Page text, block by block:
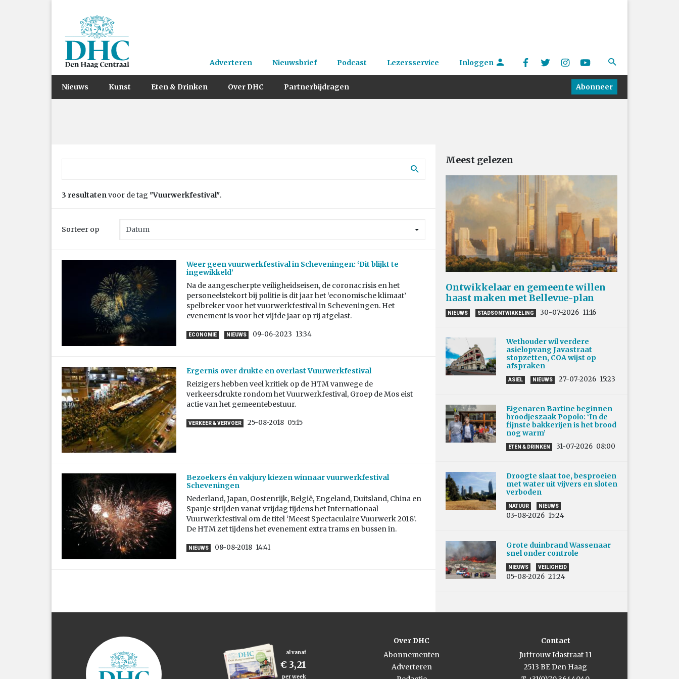
Adverteren Nieuwsbrief Podcast Lezersservice Inloggen
Nieuws Kunst Eten & Drinken Over DHC Partnerbijdragen Abonneer
3 resultatenvoor de tag "Vuurwerkfestival".
Sorteer op
Weer geen vuurwerkfestival in Scheveningen: ‘Dit blijkt te
ingewikkeld’
Na de aangescherpte veiligheidseisen, de coronacrisis en het
personeelstekort bij politie is dit jaar het ‘economische klimaat’
spelbreker voor het vuurwerkfestival in Scheveningen. Het
evenement is voor het vijfde jaar op rij afgelast.
ECONOMIE NIEUWS 09-06-2023 13:34
Ergernis over drukte en overlast Vuurwerkfestival
Reizigers hebben veel kritiek op de HTM vanwege de
verkeersdrukte rondom het Vuurwerkfestival, Groep de Mos eist
actie van het gemeentebestuur.
VERKEER & VERVOER 25-08-2018 05:15
Bezoekers én vakjury kiezen winnaar vuurwerkfestival
Scheveningen
Nederland, Japan, Oostenrijk, België, Engeland, Duitsland, China en
Spanje strijden vanaf vrijdag tijdens het Internationaal
Vuurwerkfestival om de titel ‘Meest Spectaculaire Vuurwerk 2018’.
De HTM zet tijdens het evenement extra trams en bussen in.
NIEUWS 08-08-2018 14:41
Meest gelezen
Ontwikkelaar en gemeente willen
haast maken met Bellevue-plan
NIEUWS STADSONTWIKKELING 30-07-2026 11:16
Wethouder wil verdere
asielopvang Javastraat
stopzetten, COA wijst op
afspraken
ASIEL NIEUWS 27-07-2026 15:23
Eigenaren Bartine beginnen
broodjeszaak Popolo: ‘In de
fijnste bakkerijen is het brood
nog warm’
ETEN & DRINKEN 31-07-2026 08:00
Droogte slaat toe, besproeien
met water uit vijvers en sloten
verboden
NATUUR NIEUWS
03-08-2026 15:24
Grote duinbrand Wassenaar
snel onder controle
NIEUWS VEILIGHEID
05-08-2026 21:24
al vanaf
€ 3,21
per week
Over DHC
Abonnementen
Adverteren
Contact
Juffrouw Idastraat 11
2513 BE Den Haag